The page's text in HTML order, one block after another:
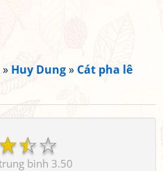
» Huy Dung» Cát pha lê
☆
☆
☆
3.50